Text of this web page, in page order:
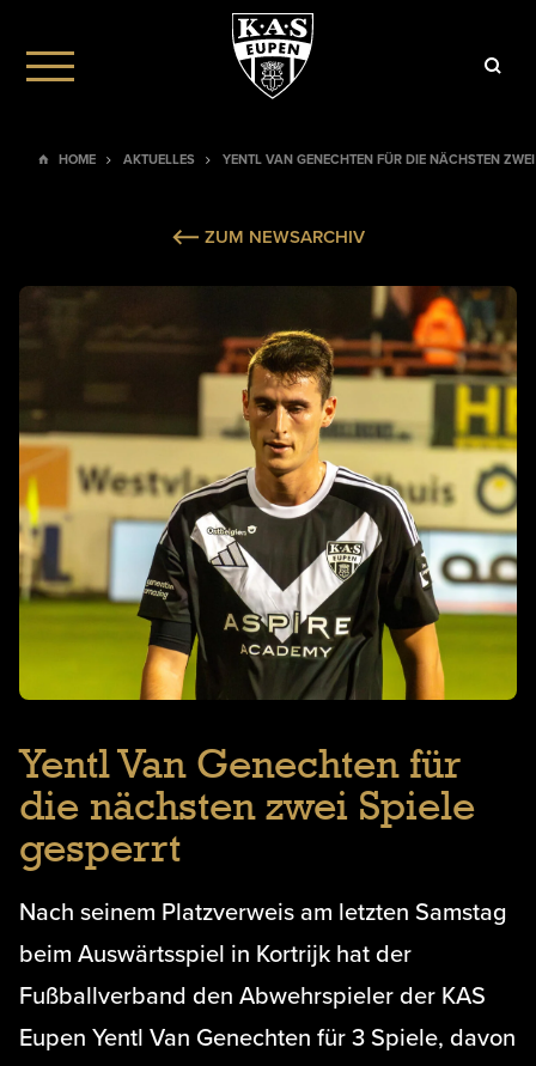
HOME AKTUELLES YENTL VAN GENECHTEN FÜR DIE NÄCHSTEN ZWEI
ZUM NEWSARCHIV
Yentl Van Genechten für
die nächsten zwei Spiele
gesperrt
Nach seinem Platzverweis am letzten Samstag
beim Auswärtsspiel in Kortrijk hat der
Fußballverband den Abwehrspieler der KAS
Eupen Yentl Van Genechten für 3 Spiele, davon